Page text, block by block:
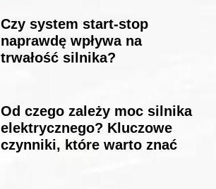
Czy system start-stop
naprawdę wpływa na
trwałość silnika?
Od czego zależy moc silnika
elektrycznego? Kluczowe
czynniki, które warto znać